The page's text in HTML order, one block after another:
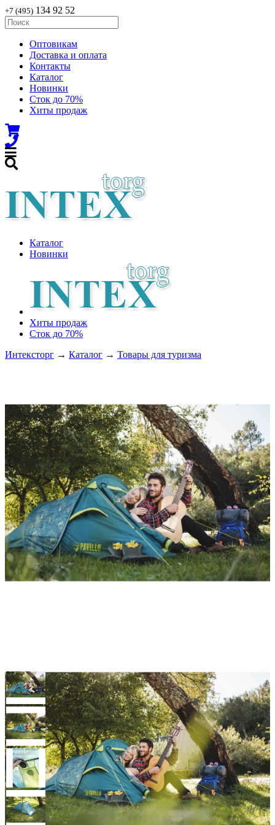
+7 (495) 134 92 52
Оптовикам
Доставка и оплата
Контакты
Каталог
Новинки
Сток до 70%
Хиты продаж
Каталог
Новинки
Хиты продаж
Сток до 70%
Интексторг → Каталог → Товары для туризма